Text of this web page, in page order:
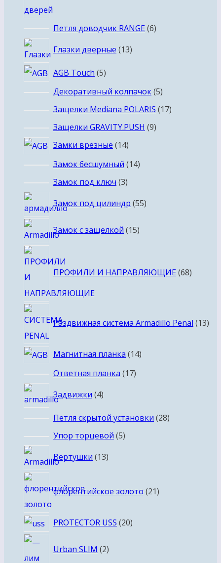
Петля доводчик RANGE 66
Глазки дверные 1313
AGB Touch 55
товаров
Декоративный колпачок 55
товаров
Защелки Mediana POLARIS 1717
Защелки GRAVITY.PUSH 99
Замки врезные 1414
товаров
Замок бесшумный 1414
Замок под ключ 33
Замок под цилиндр 5555
Замок с защелкой 1515
ПРОФИЛИ И НАПРАВЛЯЮЩИЕ 68
Раздвижная система Armadillo Penal 13
Магнитная планка 1414
Ответная планка 1717
Задвижки 44
Петля скрытой установки 2828
Упор торцевой 55
Вертушки 1313
флорентийское золото 21товар
PROTECTOR USS 2020
Urban SLIM 2
товара